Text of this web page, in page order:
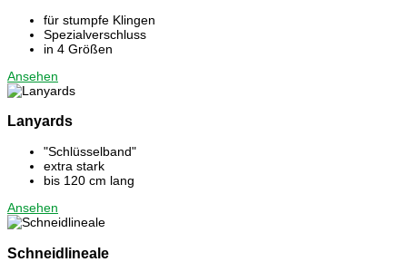
für stumpfe Klingen
Spezialverschluss
in 4 Größen
Ansehen
Lanyards
"Schlüsselband"
extra stark
bis 120 cm lang
Ansehen
Schneidlineale